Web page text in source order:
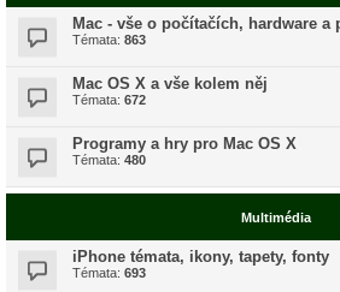
Mac - vše o počítačích, hardware a
Témata: 863
Mac OS X a vše kolem něj
Témata: 672
Programy a hry pro Mac OS X
Témata: 480
Multimédia
iPhone témata, ikony, tapety, fonty
Témata: 693